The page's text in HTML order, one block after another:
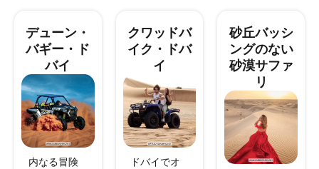
デューン・
バギー・ド
バイ
内なる冒険
クワッドバ
イク・ドバ
イ
ドバイでオ
砂丘バッシ
ングのない
砂漠サファ
リ